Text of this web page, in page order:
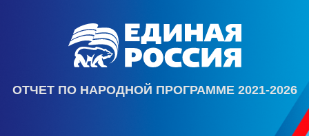
ОТЧЕТ ПО НАРОДНОЙ ПРОГРАММЕ 2021-2026